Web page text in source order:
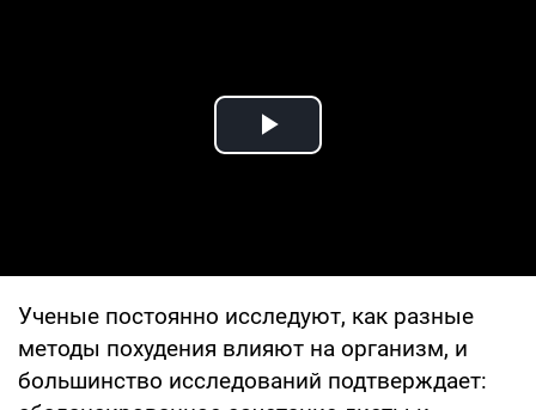
Play Video
Ученые постоянно исследуют, как разные
методы похудения влияют на организм, и
большинство исследований подтверждает: